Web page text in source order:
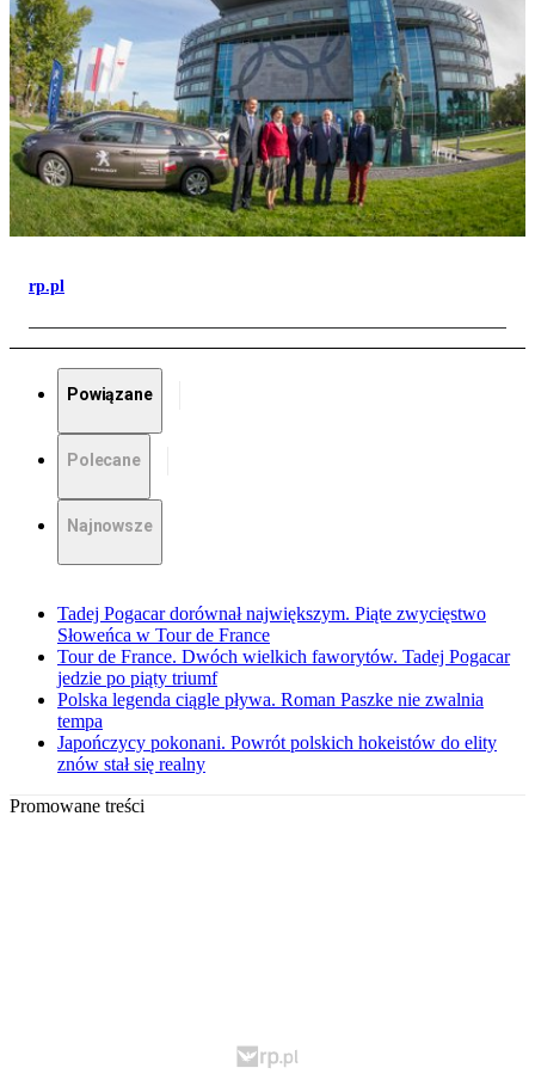
rp.pl
Powiązane
Polecane
Najnowsze
Tadej Pogacar dorównał największym. Piąte zwycięstwo
Słoweńca w Tour de France
Tour de France. Dwóch wielkich faworytów. Tadej Pogacar
jedzie po piąty triumf
Polska legenda ciągle pływa. Roman Paszke nie zwalnia
tempa
Japończycy pokonani. Powrót polskich hokeistów do elity
znów stał się realny
Promowane treści